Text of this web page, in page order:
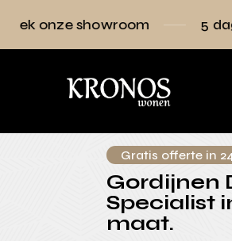
5 dagen per week
Gratis offerte in
Gordijnen
Specialist
maat.